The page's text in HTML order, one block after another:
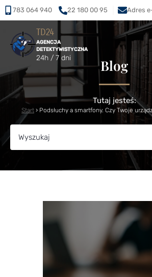
783 064 940 22 180 00 95 Adres
TD24
AGENCJA
DETEKTYWISTYCZNA
24h / 7 dni Blog
Tutaj jesteś:
Start › Podsłuchy a smartfony. Czy Twoje